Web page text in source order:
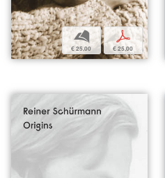
b
€ 25,00
p
€ 25,00